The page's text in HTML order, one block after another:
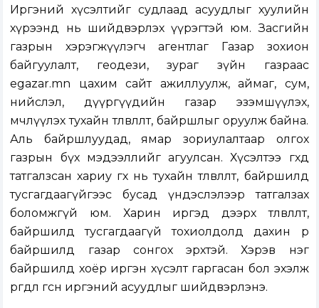
Иргэний хүсэлтийг судлаад асуудлыг хуулийн
хүрээнд нь шийдвэрлэх үүрэгтэй юм. Засгийн
газрын хэрэгжүүлэгч агентлаг Газар зохион
байгуулалт, геодези, зураг зүйн газраас
egazar.mn цахим сайт ажиллуулж, аймаг, сум,
нийслэл, дүүргүүдийн газар эзэмшүүлэх,
өмчлүүлэх тухайн төлөвлөлт, байршлыг оруулж байна.
Аль байршлуудад, ямар зориулалтаар олгох
газрын бүх мэдээллийг агуулсан. Хүсэлтээ өгөхөд
татгалзсан хариу өгөх нь тухайн төлөвлөлт, байршилд
тусгагдаагүйгээс бусад үндэслэлээр татгалзах
боломжгүй юм. Харин иргэд дээрх төлөвлөлт,
байршилд тусгагдаагүй тохиолдолд дахин өөр
байршилд газар сонгох эрхтэй. Хэрэв нэг
байршилд хоёр иргэн хүсэлт гаргасан бол эхэлж
өргөдлөө өгсөн иргэний асуудлыг шийдвэрлэнэ.